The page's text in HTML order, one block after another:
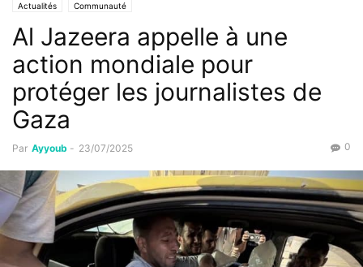
Actualités Communauté
Al Jazeera appelle à une
action mondiale pour
protéger les journalistes de
Gaza
Par Ayyoub - 23/07/2025 0